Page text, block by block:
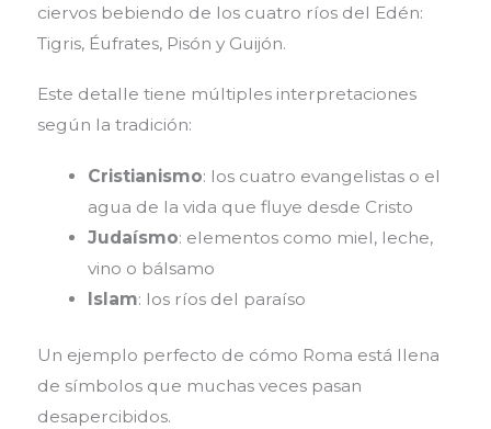
ciervos bebiendo de los cuatro ríos del Edén:
Tigris, Éufrates, Pisón y Guijón.
Este detalle tiene múltiples interpretaciones
según la tradición:
Cristianismo: los cuatro evangelistas o el
agua de la vida que fluye desde Cristo
Judaísmo: elementos como miel, leche,
vino o bálsamo
Islam: los ríos del paraíso
Un ejemplo perfecto de cómo Roma está llena
de símbolos que muchas veces pasan
desapercibidos.